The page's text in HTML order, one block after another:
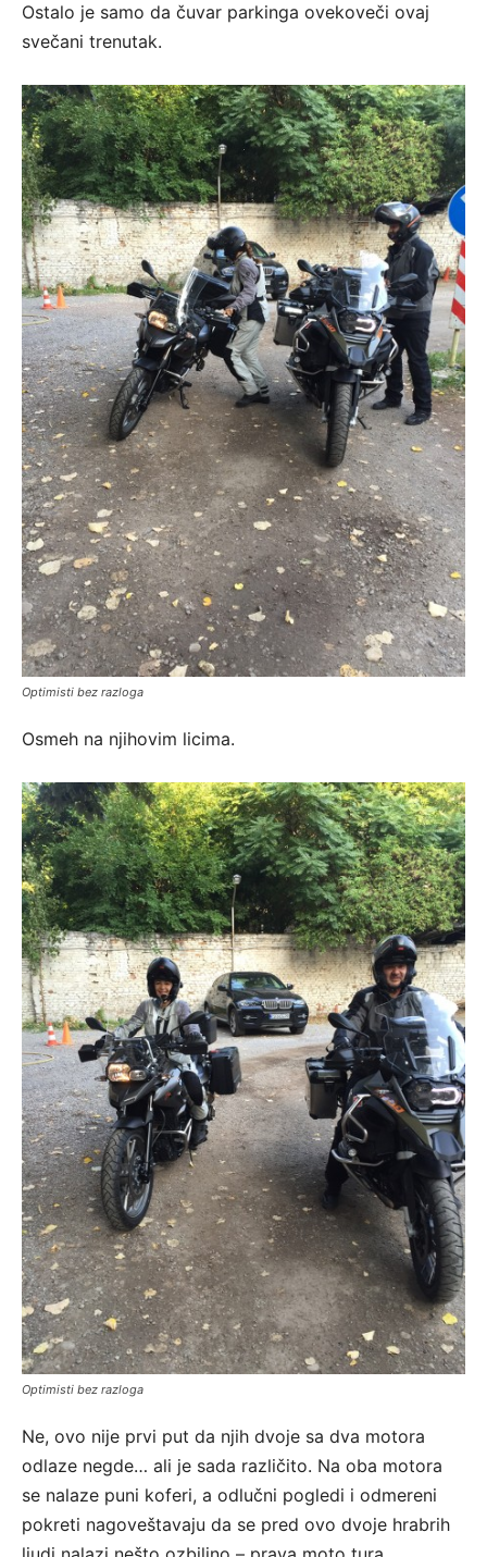
Ostalo je samo da čuvar parkinga ovekoveči ovaj
svečani trenutak.
Optimisti bez razloga
Osmeh na njihovim licima.
Optimisti bez razloga
Ne, ovo nije prvi put da njih dvoje sa dva motora
odlaze negde… ali je sada različito. Na oba motora
se nalaze puni koferi, a odlučni pogledi i odmereni
pokreti nagoveštavaju da se pred ovo dvoje hrabrih